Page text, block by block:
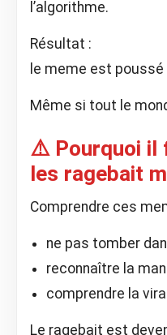
l’algorithme.
Résultat :
le meme est
Même si tout le
⚠️ Pourquoi il
les ragebait
Comprendre ces
ne pas tomber
reconnaître la
comprendre la
Le ragebait est